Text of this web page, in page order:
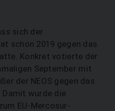
sich der
schon 2019 gegen das
Konkret votierte der
September mit
der NEOS gegen das
Damit wurde die
EU-Mercosur-